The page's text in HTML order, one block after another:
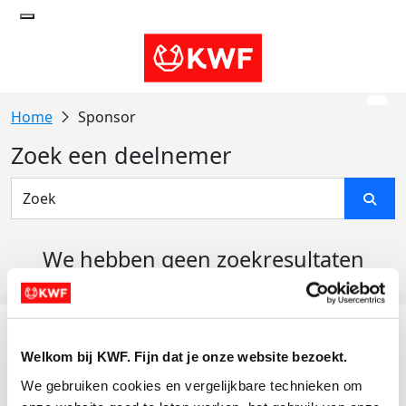
Welkom bij KWF. Fijn dat je onze website bezoekt.
We gebruiken cookies en vergelijkbare technieken om
Sponsor
Zoek een deelnemer
We hebben geen zoekresultaten
Actiematerialen
Evenementen